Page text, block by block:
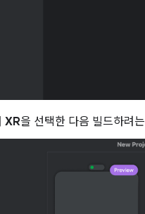
XR을 선택한 다음 빌드하려는